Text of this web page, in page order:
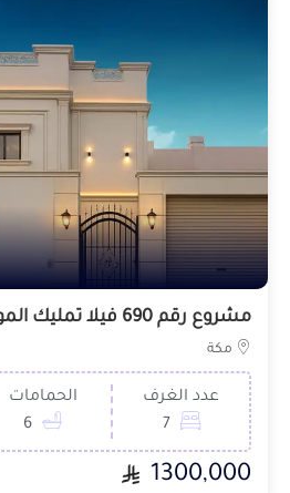
مشروع رقم 690 فيلا تمليك الموقع ولي العهد 2
مكة
عدد الغرف
7
الحمامات
6
1300,000